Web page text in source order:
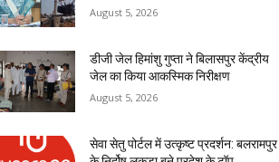
August 5, 2026
डीजी जेल हिमांशु गुप्ता ने बिलासपुर केंद्रीय
जेल का किया आकस्मिक निरीक्षण
August 5, 2026
सेवा सेतु पोर्टल में उत्कृष्ट प्रदर्शन: बलरामपुर